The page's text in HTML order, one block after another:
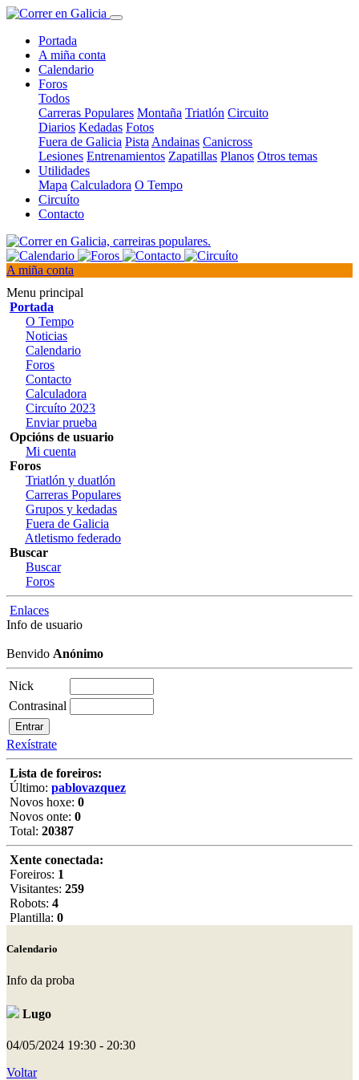
Portada
A miña conta
Calendario
Foros
Todos
Carreras Populares Montaña Triatlón Circuito
Diarios Kedadas Fotos
Fuera de Galicia Pista Andainas Canicross
Lesiones Entrenamientos Zapatillas Planos Otros temas
Utilidades
Mapa Calculadora O Tempo
Circuíto
Contacto
A miña conta
Menu principal
Portada
O Tempo
Noticias
Calendario
Foros
Contacto
Calculadora
Circuíto 2023
Enviar prueba
Opcións de usuario
Mi cuenta
Foros
Triatlón y duatlón
Carreras Populares
Grupos y kedadas
Fuera de Galicia
Atletismo federado
Buscar
Buscar
Foros
Enlaces
Info de usuario
Benvido Anónimo
Nick
Contrasinal
Rexístrate
Lista de foreiros:
Último: pablovazquez
Novos hoxe: 0
Novos onte: 0
Total: 20387
Xente conectada:
Foreiros: 1
Visitantes: 259
Robots: 4
Plantilla: 0
Calendario
Info da proba
Lugo
04/05/2024 19:30 - 20:30
Voltar